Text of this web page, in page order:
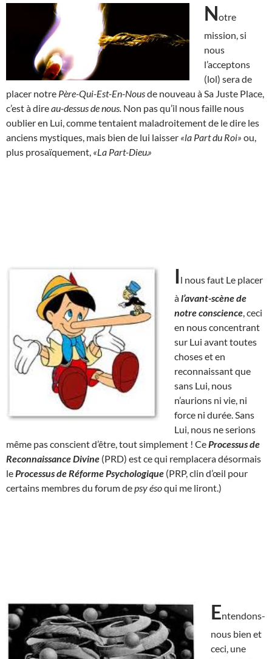
Notre
mission, si
nous
l’acceptons
(lol) sera de
placer notre Père-Qui-Est-En-Nousde nouveau à Sa Juste Place,
c’est à direau-dessus de nous. Non pas qu’il nous faille nous
oublier en Lui, comme tentaient maladroitement de le dire les
anciens mystiques, mais bien de lui laisser «la Part du Roi» ou,
plus prosaïquement, «La Part-Dieu.»
Il nous faut Le placer
àl’avant-scène de
notre conscience , ceci
en nous concentrant
sur Lui avant toutes
choses et en
reconnaissant que
sans Lui, nous
n’aurions ni vie, ni
force ni durée. Sans
Lui, nous ne serions
même pas conscient d’être, tout simplement ! Ce Processus de
Reconnaissance Divine (PRD) est ce qui remplacera désormais
le Processus de Réforme Psychologique (PRP, clin d’œil pour
certains membres du forum depsy ésoqui me liront.)
Entendons-
nous bien et
ceci, une